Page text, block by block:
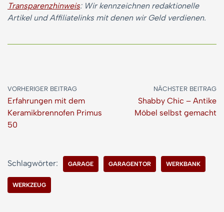
Transparenzhinweis: Wir kennzeichnen redaktionelle
Artikel und Affiliatelinks mit denen wir Geld verdienen.
VORHERIGER BEITRAG
Erfahrungen mit dem
Keramikbrennofen Primus
50
NÄCHSTER BEITRAG
Shabby Chic – Antike
Möbel selbst gemacht
Schlagwörter: GARAGE GARAGENTOR WERKBANK
WERKZEUG